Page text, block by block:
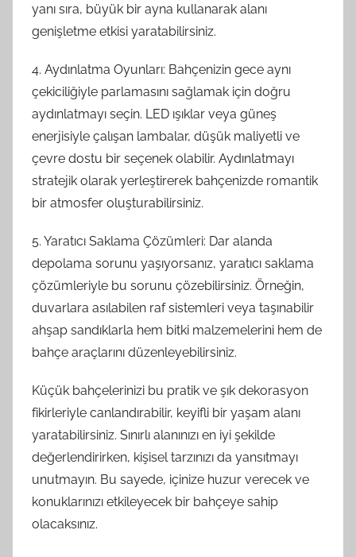
yanı sıra, büyük bir ayna kullanarak alanı
genişletme etkisi yaratabilirsiniz.
4. Aydınlatma Oyunları: Bahçenizin gece aynı
çekiciliğiyle parlamasını sağlamak için doğru
aydınlatmayı seçin. LED ışıklar veya güneş
enerjisiyle çalışan lambalar, düşük maliyetli ve
çevre dostu bir seçenek olabilir. Aydınlatmayı
stratejik olarak yerleştirerek bahçenizde romantik
bir atmosfer oluşturabilirsiniz.
5. Yaratıcı Saklama Çözümleri: Dar alanda
depolama sorunu yaşıyorsanız, yaratıcı saklama
çözümleriyle bu sorunu çözebilirsiniz. Örneğin,
duvarlara asılabilen raf sistemleri veya taşınabilir
ahşap sandıklarla hem bitki malzemelerini hem de
bahçe araçlarını düzenleyebilirsiniz.
Küçük bahçelerinizi bu pratik ve şık dekorasyon
fikirleriyle canlandırabilir, keyifli bir yaşam alanı
yaratabilirsiniz. Sınırlı alanınızı en iyi şekilde
değerlendirirken, kişisel tarzınızı da yansıtmayı
unutmayın. Bu sayede, içinize huzur verecek ve
konuklarınızı etkileyecek bir bahçeye sahip
olacaksınız.